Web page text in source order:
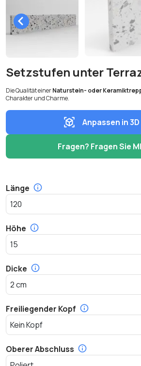
Setzstufen unter
Die Qualität einerNaturstein- oder
Charakter und Charme.
Anpassen in 3D
Fragen? Fragen Sie
Länge
Höhe
Dicke
Freiliegender Kopf
Oberer Abschluss